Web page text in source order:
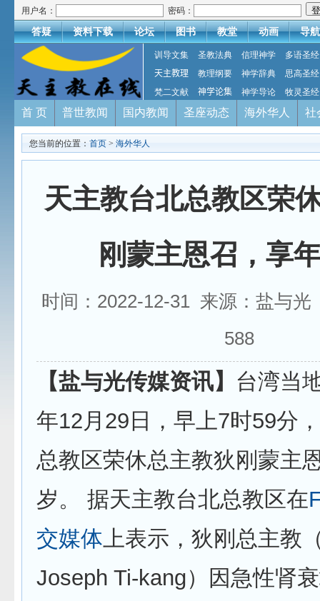
用户名： 密码：
答疑 资料下载 论坛 图书 教堂 动画 导航
训导文集 圣教法典 信理神学
多语圣经
天主教理
教理纲要 神学辞典
思高圣经
梵二文献
神学论集 神学导论 牧灵圣经
首 页 普世教闻 国内教闻 圣座动态 海外华人 社
您当前的位置： 首页 > 海外华人
天主教台北总教区荣
刚蒙主恩召，享
时间：2022-12-31 来源：盐与
588
【盐与光传媒资讯】 台湾当
年12月29日，早上7时59分
总教区荣休总主教狄刚蒙主
岁。 据天主教台北总教区在
交媒体 上表示，狄刚总主教
Joseph Ti-kang）因急性肾